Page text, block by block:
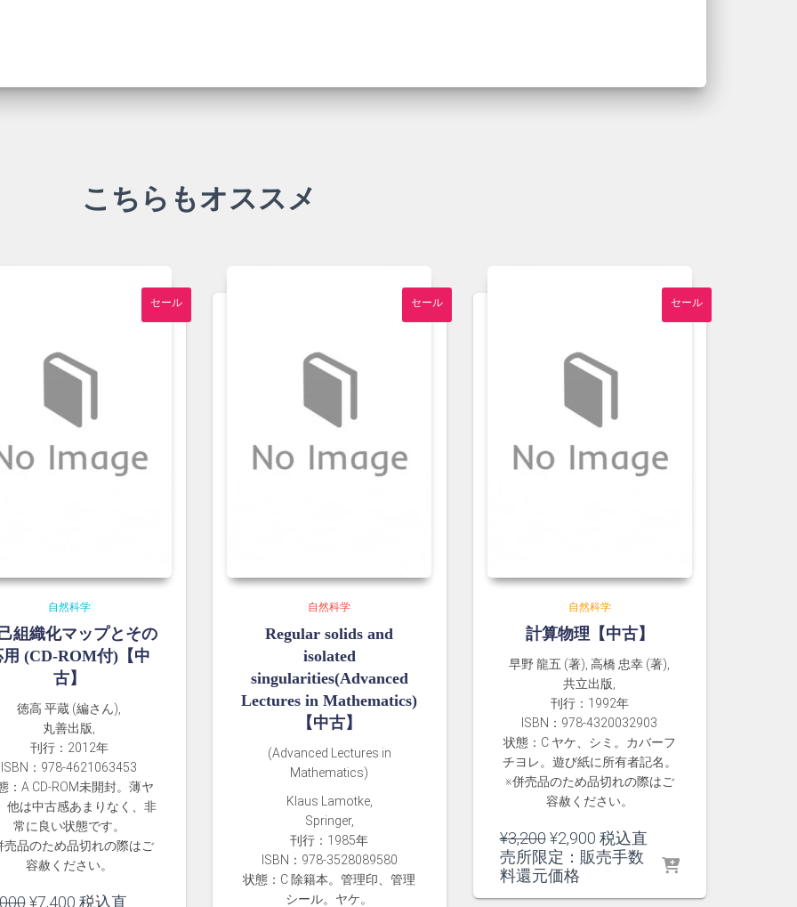
こちらもオススメ
セール
自然科学
組織化マップとその
用 (CD-ROM付)【中
古】
徳高 平蔵 (編さん),
丸善出版,
刊行：2012年
ISBN：978-4621063453
：A CD-ROM未開封。薄ヤ
他は中古感あまりなく、非
常に良い状態です。
売品のため品切れの際はご
容赦ください。
元
¥7,400現
税込直
セール
自然科学
Regular solids and
isolated
singularities(Advanced
Lectures in Mathematics)
【中古】
(Advanced Lectures in
Mathematics)
Klaus Lamotke,
Springer,
刊行：1985年
ISBN：978-3528089580
状態：C 除籍本。管理印、管理
シール。ヤケ。
セール
自然科学
計算物理【中古】
早野 龍五 (著), 高橋 忠幸 (著),
共立出版,
刊行：1992年
ISBN：978-4320032903
状態：C ヤケ、シミ。カバーフ
チヨレ。遊び紙に所有者記名。
※併売品のため品切れの際はご
容赦ください。
¥3,200 元
の
価
¥2,900現
在
税込直
売所限定：販売手数
料還元価格